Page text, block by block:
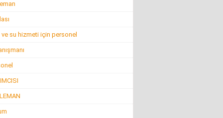
su hizmeti için personel